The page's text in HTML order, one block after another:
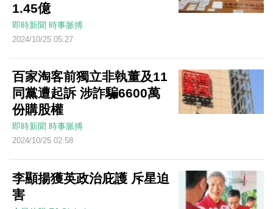
1.45億
即時新聞 時事脈搏
2024/10/25 05:27
百家淘客前獨立非執董及11
同黨遭起訴 涉詐騙6600萬
份購股權
即時新聞 時事脈搏
2024/10/25 02:58
李顯揚獲英政治庇護 斥星迫
害